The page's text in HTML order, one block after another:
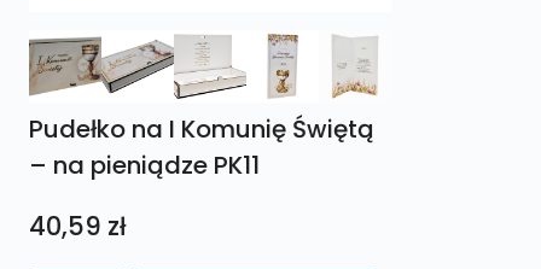
Pudełko na I Komunię Świętą
– na pieniądze PK11
40,59 zł